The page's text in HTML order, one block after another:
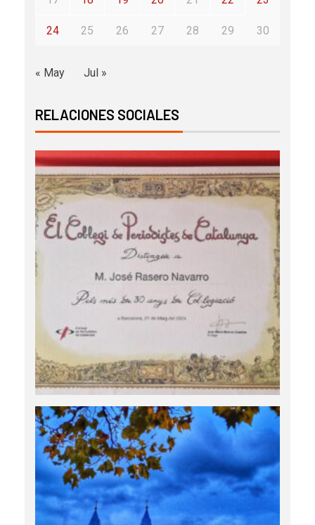
24 25 26 27 28 29 30
« May Jul »
RELACIONES SOCIALES